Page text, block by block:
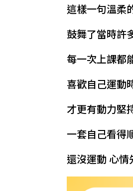
這樣一句溫柔
鼓舞了當時許
每一次上課都
喜歡自己運動
才更有動力堅
一套自己看得
還沒運動 心